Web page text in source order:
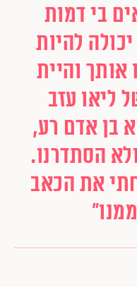
בי דמות
להיות
והיית
ליאו עזב
בן אדם רע,
הסתדרנו.
את הכאב